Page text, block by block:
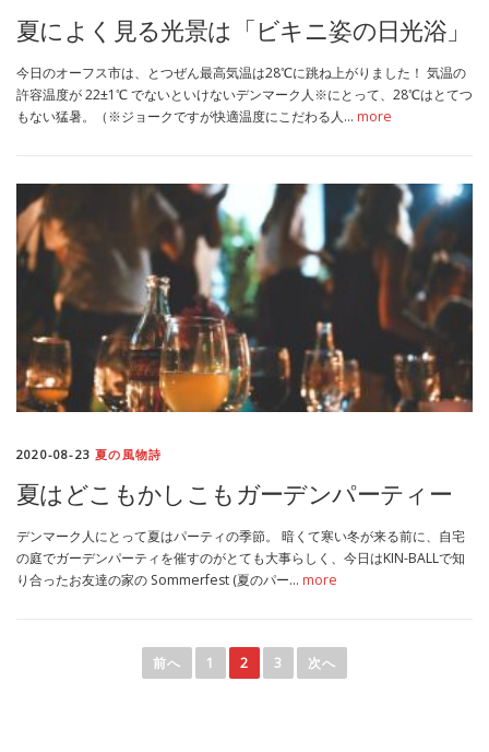
夏によく見る光景は「ビキニ姿の日光浴」
今日のオーフス市は、とつぜん最高気温は28℃に跳ね上がりました！ 気温の
許容温度が 22±1℃ でないといけないデンマーク人※にとって、28℃はとてつ
もない猛暑。（※ジョークですが快適温度にこだわる人… more
2020-08-23夏の風物詩
夏はどこもかしこもガーデンパーティー
デンマーク人にとって夏はパーティの季節。 暗くて寒い冬が来る前に、自宅
の庭でガーデンパーティを催すのがとても大事らしく、今日はKIN-BALLで知
り合ったお友達の家の Sommerfest (夏のパー… more
前へ 1 2 3 次へ